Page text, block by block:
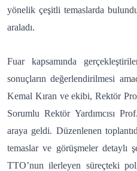
yönelik çeşitli temaslarda
araladı.
Fuar kapsamında
sonuçların değerlendirilmesi
Kemal Kıran ve ekibi, Rektör
Sorumlu Rektör Yardımcısı
araya geldi. Düzenlenen
temaslar ve görüşmeler detaylı
TTO’nun ilerleyen süreçteki